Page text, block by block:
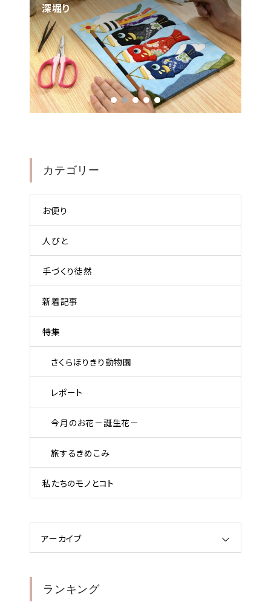
深堀り
カテゴリー
お便り
人びと
手づくり徒然
新着記事
特集
さくらほりきり動物園
レポート
今月のお花－誕生花－
旅するきめこみ
私たちのモノとコト
アーカイブ
ランキング